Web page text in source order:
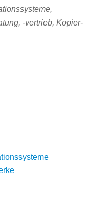
-vertrieb, Kopier-